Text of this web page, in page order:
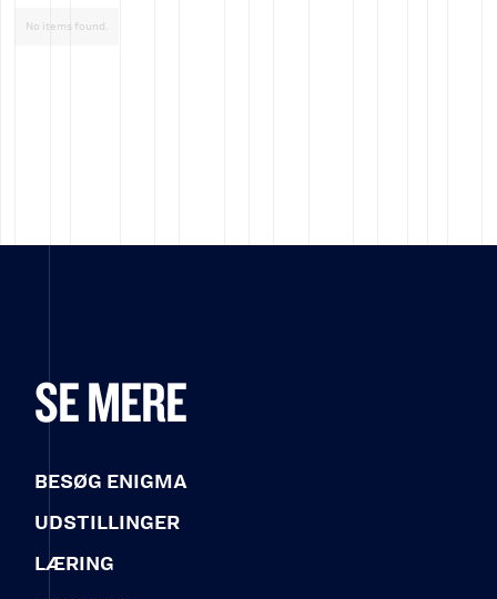
No items found.
SE MERE
BESØG ENIGMA
UDSTILLINGER
LÆRING